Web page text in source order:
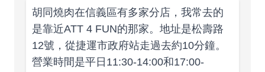
胡同燒肉在信義區有多家分店，我常去的
是靠近ATT 4 FUN的那家。地址是松壽路
12號，從捷運市政府站走過去約10分鐘。
營業時間是平日11:30-14:00和17:00-